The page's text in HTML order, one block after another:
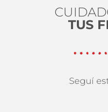
TUS
Seguí